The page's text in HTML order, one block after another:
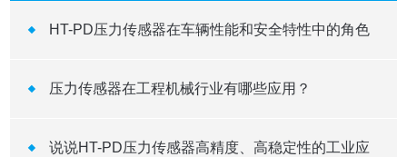
HT-PD压力传感器在车辆性能和安全特性中的角色
压力传感器在工程机械行业有哪些应用？
说说HT-PD压力传感器高精度、高稳定性的工业应